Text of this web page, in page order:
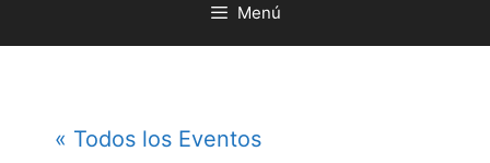
Menú
« Todos los Eventos